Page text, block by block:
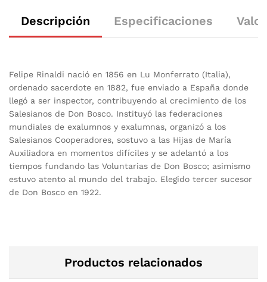
Descripción Especificaciones
Felipe Rinaldi nació en 1856 en Lu Monferrato (Italia),
ordenado sacerdote en 1882, fue enviado a España donde
llegó a ser inspector, contribuyendo al crecimiento de los
Salesianos de Don Bosco. Instituyó las federaciones
mundiales de exalumnos y exalumnas, organizó a los
Salesianos Cooperadores, sostuvo a las Hijas de María
Auxiliadora en momentos difíciles y se adelantó a los
tiempos fundando las Voluntarias de Don Bosco; asimismo
estuvo atento al mundo del trabajo. Elegido tercer sucesor
de Don Bosco en 1922.
Productos relacionados